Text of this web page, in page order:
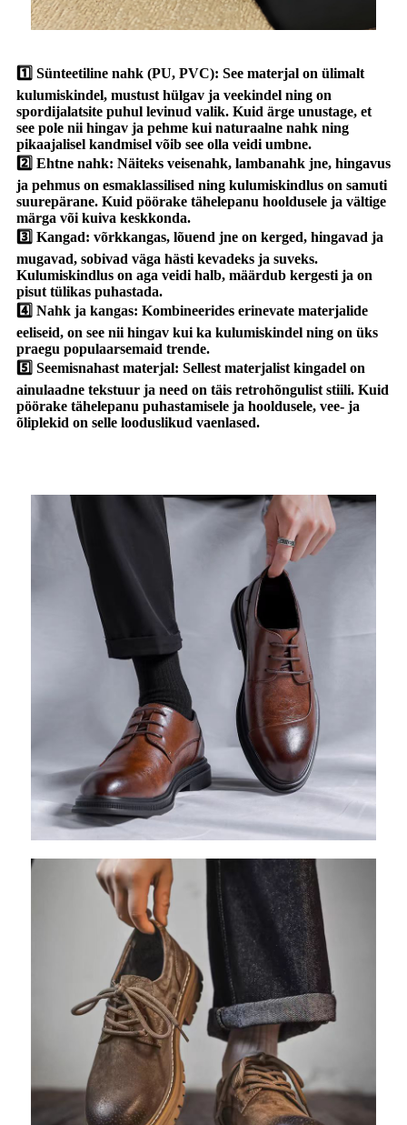
1️⃣ Sünteetiline nahk (PU, PVC): See materjal on ülimalt
kulumiskindel, mustust hülgav ja veekindel ning on
spordijalatsite puhul levinud valik. Kuid ärge unustage, et
see pole nii hingav ja pehme kui naturaalne nahk ning
pikaajalisel kandmisel võib see olla veidi umbne.
2️⃣ Ehtne nahk: Näiteks veisenahk, lambanahk jne, hingavus
ja pehmus on esmaklassilised ning kulumiskindlus on samuti
suurepärane. Kuid pöörake tähelepanu hooldusele ja vältige
märga või kuiva keskkonda.
3️⃣ Kangad: võrkkangas, lõuend jne on kerged, hingavad ja
mugavad, sobivad väga hästi kevadeks ja suveks.
Kulumiskindlus on aga veidi halb, määrdub kergesti ja on
pisut tülikas puhastada.
4️⃣ Nahk ja kangas: Kombineerides erinevate materjalide
eeliseid, on see nii hingav kui ka kulumiskindel ning on üks
praegu populaarsemaid trende.
5️⃣ Seemisnahast materjal: Sellest materjalist kingadel on
ainulaadne tekstuur ja need on täis retrohõngulist stiili. Kuid
pöörake tähelepanu puhastamisele ja hooldusele, vee- ja
õliplekid on selle looduslikud vaenlased.